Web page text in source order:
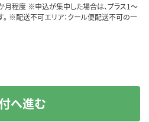
月程度 ※申込が集中した場合は、プラス1～
※配送不可エリア：クール便配送不可の一
へ進む